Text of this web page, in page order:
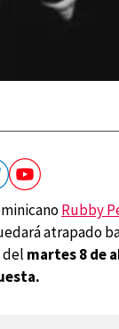
Rubby
atrapado
del martes 8 de